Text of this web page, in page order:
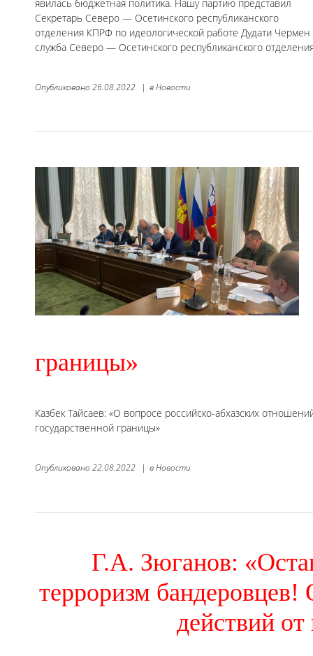
явилась бюджетная политика. Нашу партию представил
Секретарь Северо — Осетинского республиканского
отделения КПРФ по идеологической работе Дудати
служба Северо — Осетинского республиканского
Опубликовано 26.08.2022 | вНовости
границы»
Казбек Тайсаев: «О вопросе российско-абхазских
государственной границы»
Опубликовано 22.08.2022 | вНовости
Г.А. Зюганов:
терроризм
действий